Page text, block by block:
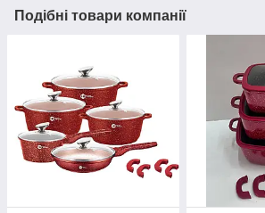
Подібні товари компанії